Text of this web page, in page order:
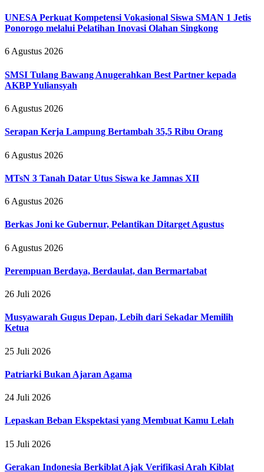
UNESA Perkuat Kompetensi Vokasional Siswa SMAN 1 Jetis
Ponorogo melalui Pelatihan Inovasi Olahan Singkong
6 Agustus 2026
SMSI Tulang Bawang Anugerahkan Best Partner kepada
AKBP Yuliansyah
6 Agustus 2026
Serapan Kerja Lampung Bertambah 35,5 Ribu Orang
6 Agustus 2026
MTsN 3 Tanah Datar Utus Siswa ke Jamnas XII
6 Agustus 2026
Berkas Joni ke Gubernur, Pelantikan Ditarget Agustus
6 Agustus 2026
Perempuan Berdaya, Berdaulat, dan Bermartabat
26 Juli 2026
Musyawarah Gugus Depan, Lebih dari Sekadar Memilih
Ketua
25 Juli 2026
Patriarki Bukan Ajaran Agama
24 Juli 2026
Lepaskan Beban Ekspektasi yang Membuat Kamu Lelah
15 Juli 2026
Gerakan Indonesia Berkiblat Ajak Verifikasi Arah Kiblat